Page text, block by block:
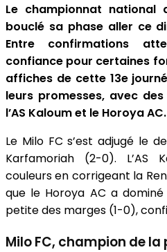
Le championnat national
bouclé sa phase aller ce
Entre confirmations
confiance pour certaines
affiches de cette 13e
leurs promesses, avec
l’AS Kaloum et le Horoya AC.
Le Milo FC s’est adjugé le
Karfamoriah (2-0). L’AS
couleurs en corrigeant la
que le Horoya AC a
petite des marges (1-0),
Milo FC, champion de la